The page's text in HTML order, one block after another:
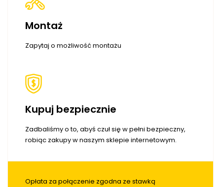
Montaż
Zapytaj o możliwość montażu
Kupuj bezpiecznie
Zadbaliśmy o to, abyś czuł się w pełni bezpieczny,
robiąc zakupy w naszym sklepie internetowym.
Opłata za połączenie zgodna ze stawką